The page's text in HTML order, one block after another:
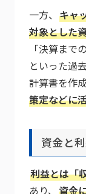
一方、 キャ
対象とした
「決算まで
といった過
計算書を作成
策定などに
資金と
利益とは「
あり、 資金